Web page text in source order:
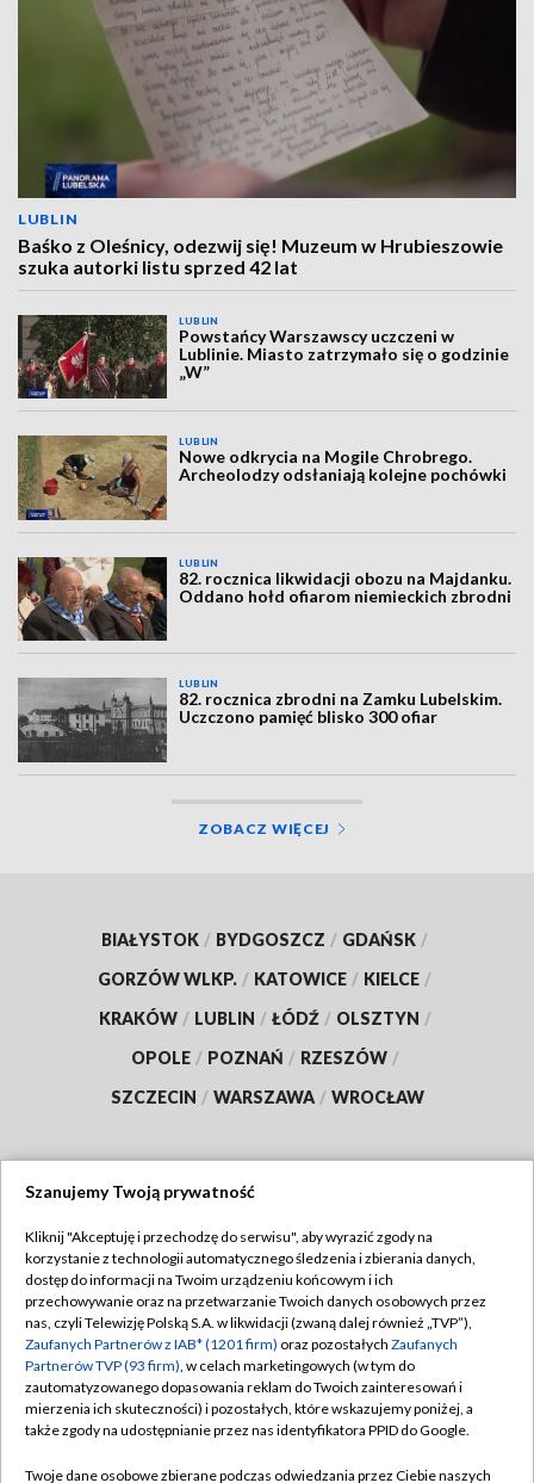
LUBLIN
Baśko z Oleśnicy, odezwij się! Muzeum w Hrubieszowie
szuka autorki listu sprzed 42 lat
LUBLIN
Powstańcy Warszawscy uczczeni w
Lublinie. Miasto zatrzymało się o godzinie
„W”
LUBLIN
Nowe odkrycia na Mogile Chrobrego.
Archeolodzy odsłaniają kolejne pochówki
LUBLIN
82. rocznica likwidacji obozu na Majdanku.
Oddano hołd ofiarom niemieckich zbrodni
LUBLIN
82. rocznica zbrodni na Zamku Lubelskim.
Uczczono pamięć blisko 300 ofiar
ZOBACZ WIĘCEJ
BIAŁYSTOK / BYDGOSZCZ / GDAŃSK /
GORZÓW WLKP. / KATOWICE / KIELCE /
KRAKÓW / LUBLIN / ŁÓDŹ / OLSZTYN /
OPOLE / POZNAŃ / RZESZÓW /
SZCZECIN / WARSZAWA / WROCŁAW
TVP
Abonament TVP
Emisja w TVP
Centrum informacji TVP
Naziemna Telewizja Cyfrowa
Regulamin TVP
Polityka prywatności
Moje zgody
Pomoc
Szanujemy Twoją prywatność
Kliknij "Akceptuję i przechodzę do serwisu", aby wyrazić zgody na
korzystanie z technologii automatycznego śledzenia i zbierania danych,
dostęp do informacji na Twoim urządzeniu końcowym i ich
przechowywanie oraz na przetwarzanie Twoich danych osobowych przez
nas, czyli Telewizję Polską S.A. w likwidacji (zwaną dalej również „TVP”),
Zaufanych Partnerów z IAB* (1201 firm) oraz pozostałych Zaufanych
Partnerów TVP (93 firm), w celach marketingowych (w tym do
zautomatyzowanego dopasowania reklam do Twoich zainteresowań i
mierzenia ich skuteczności) i pozostałych, które wskazujemy poniżej, a
także zgody na udostępnianie przez nas identyfikatora PPID do Google.
Twoje dane osobowe zbierane podczas odwiedzania przez Ciebie naszych